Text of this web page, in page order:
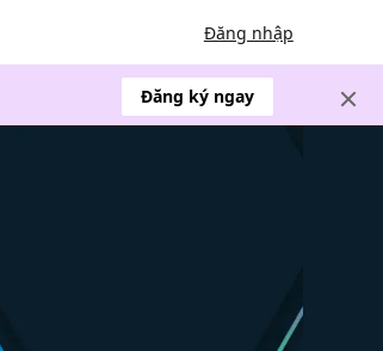
Đăng nhập
Đăng ký ngay